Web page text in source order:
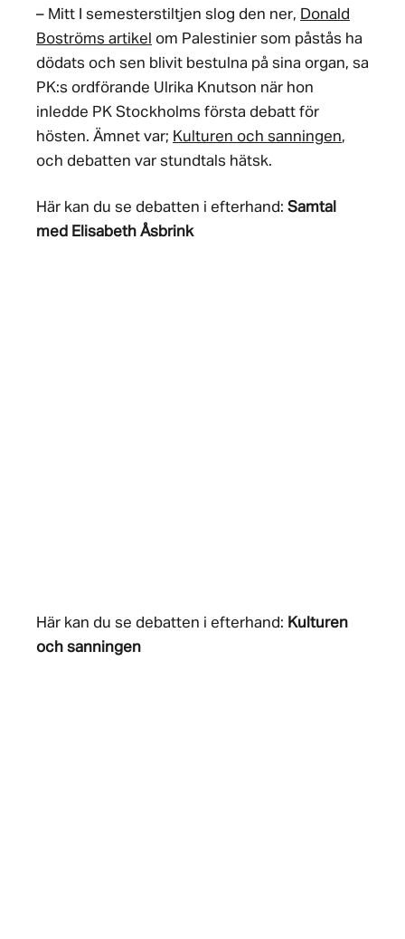
– Mitt I semesterstiltjen slog den ner, Donald
Boströms artikel om Palestinier som påstås ha
dödats och sen blivit bestulna på sina organ, sa
PK:s ordförande Ulrika Knutson när hon
inledde PK Stockholms första debatt för
hösten. Ämnet var; Kulturen och sanningen,
och debatten var stundtals hätsk.
Här kan du se debatten i efterhand: Samtal
med Elisabeth Åsbrink
Här kan du se debatten i efterhand: Kulturen
och sanningen